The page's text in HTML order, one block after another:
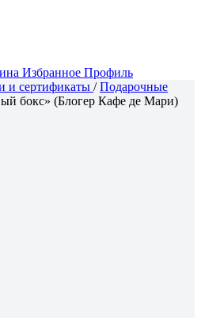
Избранное Профиль
и сертификаты /Подарочные
бокс» (Блогер Кафе де Мари)